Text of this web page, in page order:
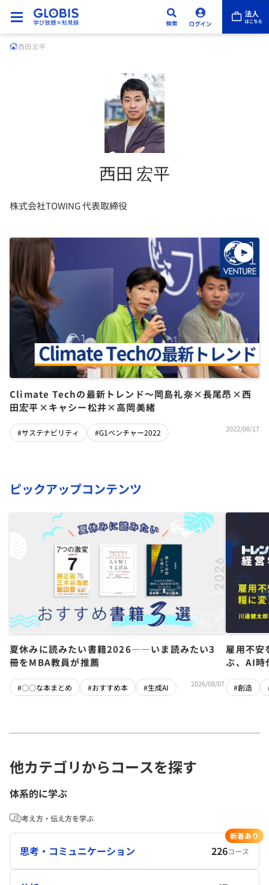
西田 宏平
西田 宏平
株式会社TOWING 代表取締役
Climate Techの最新トレンド～岡島礼奈×長尾昂×西
田宏平×キャシー松井×高岡美緒
#サステナビリティ #G1ベンチャー2022 2022/08/17
ピックアップコンテンツ
夏休みに読みたい書籍2026――いま読みたい3
冊をMBA教員が推薦
#〇〇な本まとめ #おすすめ本 #生成AI 2026/08/07
雇用不
ぶ、AI時
#創造
他カテゴリからコースを探す
体系的に学ぶ
考え方・伝え方を学ぶ
思考・コミュニケーション 226コース
新着あり